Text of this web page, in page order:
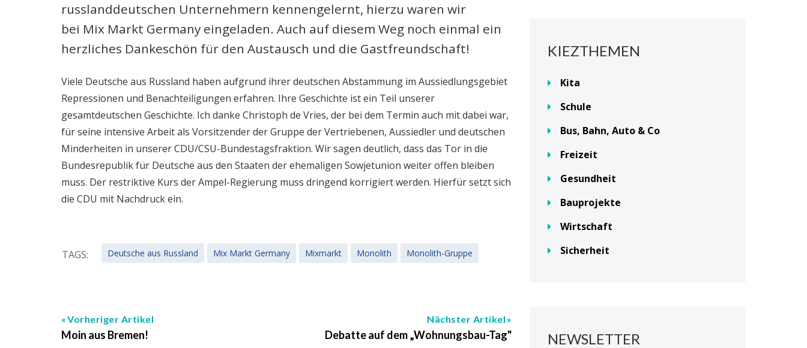
russlanddeutschen Unternehmern kennengelernt, hierzu waren wir
bei Mix Markt Germany eingeladen. Auch auf diesem Weg noch einmal ein
herzliches Dankeschön für den Austausch und die Gastfreundschaft!
Viele Deutsche aus Russland haben aufgrund ihrer deutschen Abstammung im Aussiedlungsgebiet
Repressionen und Benachteiligungen erfahren. Ihre Geschichte ist ein Teil unserer
gesamtdeutschen Geschichte. Ich danke Christoph de Vries, der bei dem Termin auch mit dabei war,
für seine intensive Arbeit als Vorsitzender der Gruppe der Vertriebenen, Aussiedler und deutschen
Minderheiten in unserer CDU/CSU-Bundestagsfraktion. Wir sagen deutlich, dass das Tor in die
Bundesrepublik für Deutsche aus den Staaten der ehemaligen Sowjetunion weiter offen bleiben
muss. Der restriktive Kurs der Ampel-Regierung muss dringend korrigiert werden. Hierfür setzt sich
die CDU mit Nachdruck ein.
TAGS: Deutsche aus Russland Mix Markt Germany Mixmarkt Monolith Monolith-Gruppe
Vorheriger Artikel
Moin aus Bremen!
Nächster Artikel
Debatte auf dem „Wohnungsbau-Tag"
KIEZTHEMEN
Kita
Schule
Bus, Bahn, Auto & Co
Freizeit
Gesundheit
Bauprojekte
Wirtschaft
Sicherheit
NEWSLETTER